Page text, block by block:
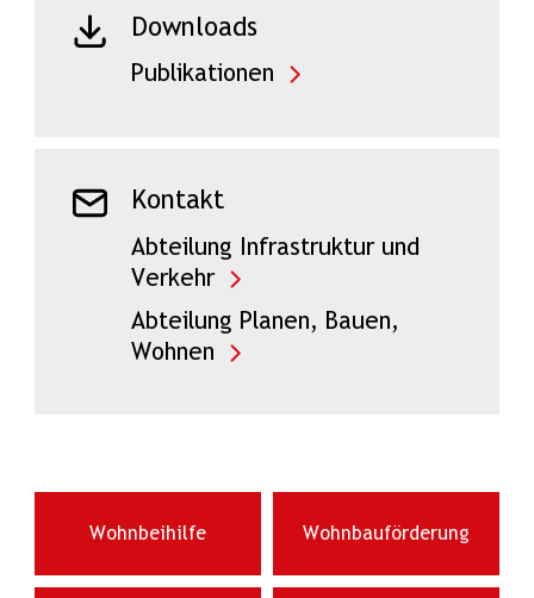
Downloads
Publikationen
Kontakt
Abteilung Infrastruktur und
Verkehr
Abteilung Planen, Bauen,
Wohnen
Wohnbeihilfe Wohnbauförderung